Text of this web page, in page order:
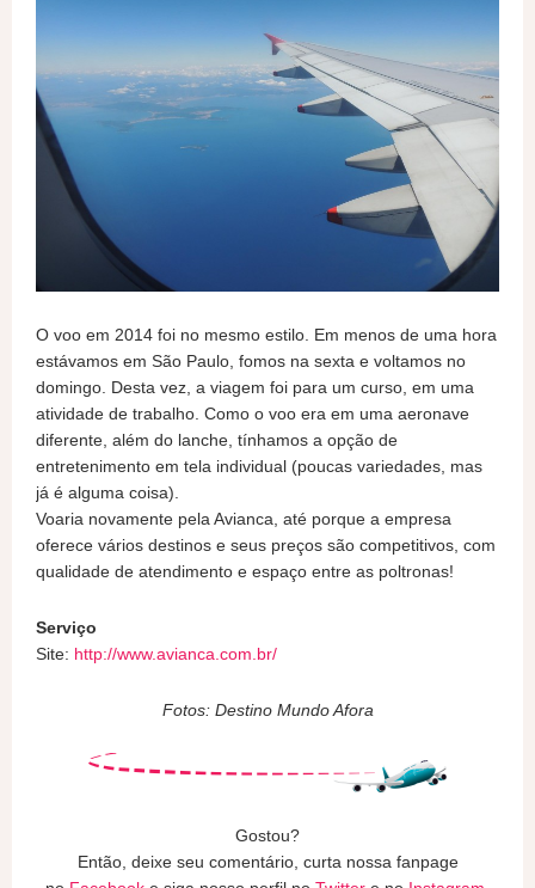
O voo em 2014 foi no mesmo estilo. Em menos de uma hora
estávamos em São Paulo, fomos na sexta e voltamos no
domingo. Desta vez, a viagem foi para um curso, em uma
atividade de trabalho. Como o voo era em uma aeronave
diferente, além do lanche, tínhamos a opção de
entretenimento em tela individual (poucas variedades, mas
já é alguma coisa).
Voaria novamente pela Avianca, até porque a empresa
oferece vários destinos e seus preços são competitivos, com
qualidade de atendimento e espaço entre as poltronas!
Serviço
Site: http://www.avianca.com.br/
Fotos: Destino Mundo Afora
Gostou?
Então, deixe seu comentário, curta nossa fanpage